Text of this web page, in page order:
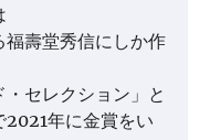
福壽堂秀信にしか作
セレクション」と
2021年に金賞をい